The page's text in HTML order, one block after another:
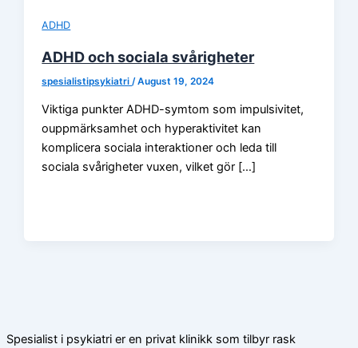
ADHD
ADHD och sociala svårigheter
spesialistipsykiatri/August 19, 2024
Viktiga punkter ADHD-symtom som impulsivitet,
ouppmärksamhet och hyperaktivitet kan
komplicera sociala interaktioner och leda till
sociala svårigheter vuxen, vilket gör […]
Spesialist i psykiatri er en privat klinikk som tilbyr rask